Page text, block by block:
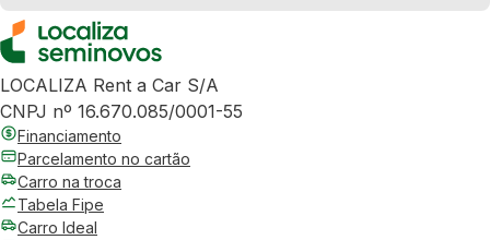
LOCALIZA Rent a Car S/A
CNPJ nº 16.670.085/0001-55
Financiamento
Parcelamento no cartão
Carro na troca
Tabela Fipe
Carro Ideal